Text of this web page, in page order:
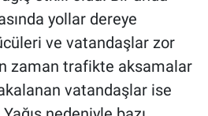
yollar dereye
ve vatandaşlar zor
zaman trafikte aksamalar
vatandaşlar ise